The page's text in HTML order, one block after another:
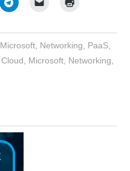
Microsoft, Networking PaaS,
Cloud Microsoft, Networking